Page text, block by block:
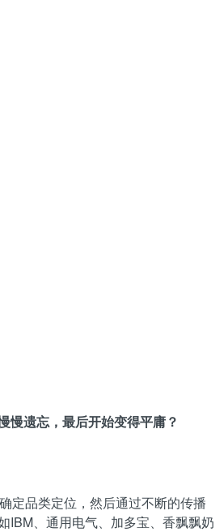
慢遗忘，最后开始变得平庸？
定品类定位，然后通过不断的传播
IBM、通用电气、加多宝、香飘飘奶